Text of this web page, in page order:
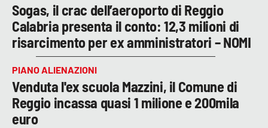
Sogas, il crac dell’aeroporto di Reggio
Calabria presenta il conto: 12,3 milioni di
risarcimento per ex amministratori – NOMI
PIANO ALIENAZIONI
Venduta l'ex scuola Mazzini, il Comune di
Reggio incassa quasi 1 milione e 200mila
euro